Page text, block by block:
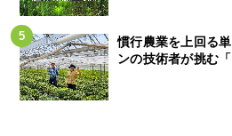
慣行農業を上回る
ンの技術者が挑む